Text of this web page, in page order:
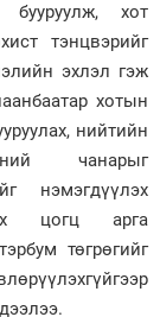
бууруулж, хот
тэнцвэрийг
эхлэл гэж
хотын
нийтийн
чанарыг
нэмэгдүүлэх
цогц арга
төгрөгийг